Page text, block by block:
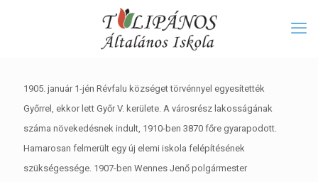
1905. január 1-jén Révfalu községet törvénnyel egyesítették
Győrrel, ekkor lett Győr V. kerülete. A városrész lakosságának
száma növekedésnek indult, 1910-ben 3870 főre gyarapodott.
Hamarosan felmerült egy új elemi iskola felépítésének
szükségessége. 1907-ben Wennes Jenő polgármester